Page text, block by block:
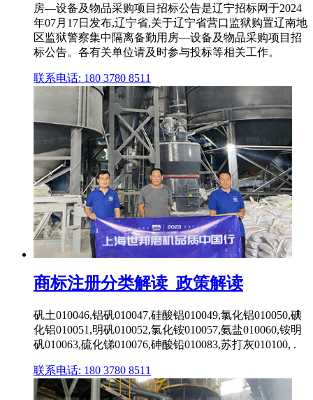
房—设备及物品采购项目招标公告是辽宁招标网于2024
年07月17日发布,辽宁省,关于辽宁省营口监狱购置辽南地
区监狱警察集中隔离备勤用房—设备及物品采购项目招
标公告。各有关单位请及时参与投标等相关工作。
联系电话: 180 3780 8511
商标注册分类解读_政策解读
矾土010046,铝矾010047,硅酸铝010049,氯化铝010050,碘
化铝010051,明矾010052,氯化铵010057,氨盐010060,铵明
矾010063,硫化锑010076,砷酸铅010083,苏打灰010100, .
联系电话: 180 3780 8511